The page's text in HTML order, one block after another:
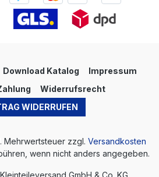
Download Katalog
Impressum
Widerrufsrecht
WIDERRUFEN
Mehrwertsteuer zzgl. Versandkosten
wenn nicht anders angegeben.